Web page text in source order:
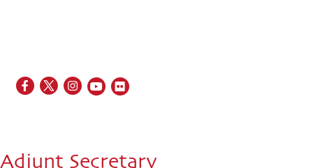
Adjunt Secretary